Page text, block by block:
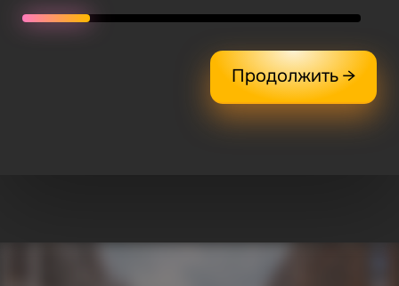
Нажимая кнопку «Подобрать квартиру», я соглашаюсь с
Продолжить →